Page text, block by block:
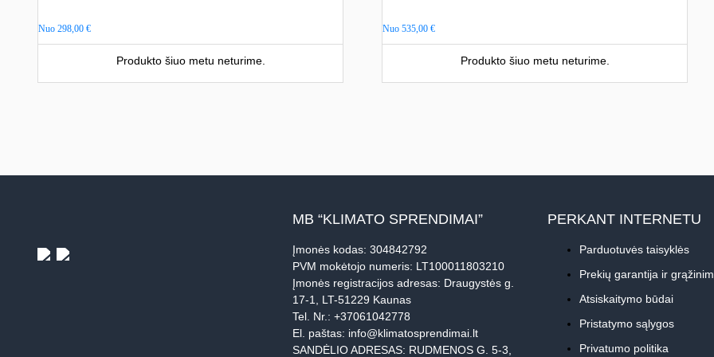
Nuo 298,00 €
Produkto šiuo metu neturime.
Nuo 535,00 €
Produkto šiuo metu neturime.
MB “KLIMATO SPRENDIMAI”
Įmonės kodas: 304842792
PVM mokėtojo numeris: LT100011803210
Įmonės registracijos adresas: Draugystės g.
17-1, LT-51229 Kaunas
Tel. Nr.: +37061042778
El. paštas: info@klimatosprendimai.lt
SANDĖLIO ADRESAS: RUDMENOS G. 5-3,
PERKANT INTERNETU
Parduotuvės taisyklės
Prekių garantija ir
Atsiskaitymo būdai
Pristatymo sąlygos
Privatumo politika